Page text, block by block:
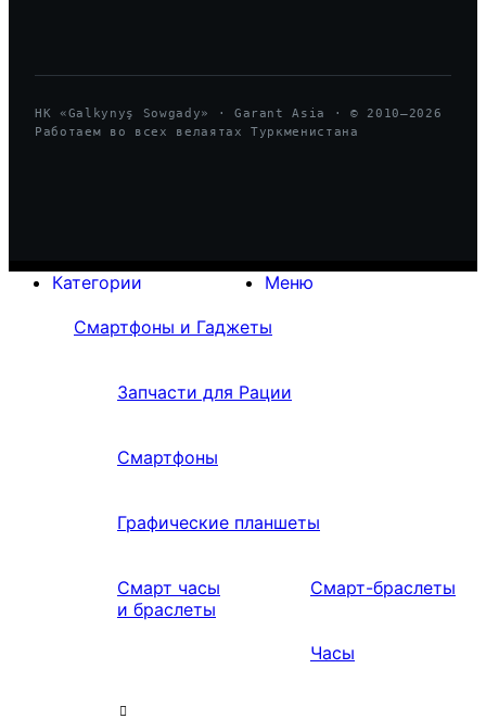
HK «Galkynyş Sowgady» · Garant Asia · © 2010—2026
Работаем во всех велаятах Туркменистана
Меню
Категории
Смартфоны и Гаджеты
Запчасти для Рации
Смартфоны
Графические планшеты
Смарт часы
и браслеты
Смарт-браслеты
Часы